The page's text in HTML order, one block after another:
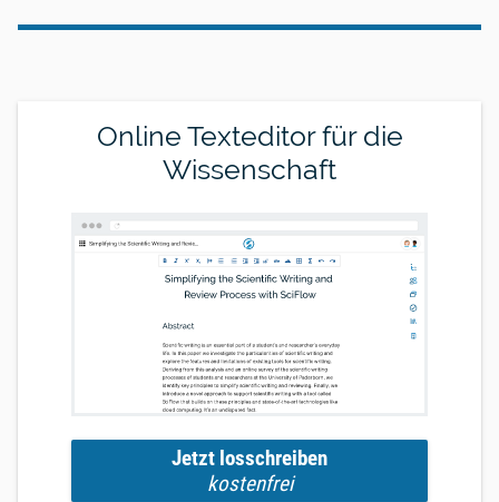
Online Texteditor für die
Wissenschaft
Jetzt losschreiben
kostenfrei